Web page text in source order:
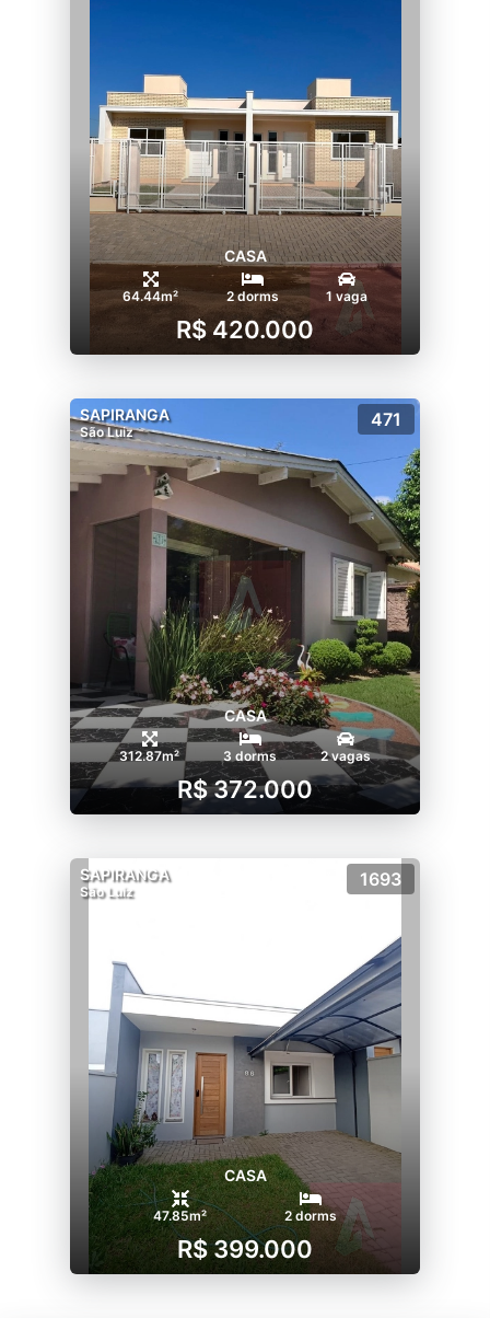
CASA
64.44m² 2 dorms 1 vaga
R$ 420.000
SAPIRANGA
São Luiz
471
CASA
312.87m² 3 dorms 2 vagas
R$ 372.000
SAPIRANGA
São Luiz
1693
CASA
47.85m² 2 dorms
R$ 399.000